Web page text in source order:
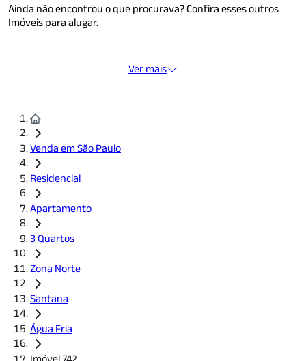
Ainda não encontrou o que procurava? Confira esses outros
Imóveis para alugar.
Ver mais
Venda em São Paulo
Residencial
Apartamento
3 Quartos
Zona Norte
Santana
Água Fria
Imóvel 742